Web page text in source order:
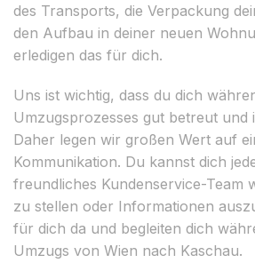
des Transports, die Verpackung
den Aufbau in deiner neuen
erledigen das für dich.
Uns ist wichtig, dass du dich
Umzugsprozesses gut betreut und
Daher legen wir großen Wert auf
Kommunikation. Du kannst dich
freundliches Kundenservice-Team
zu stellen oder Informationen
für dich da und begleiten dich
Umzugs von Wien nach Kaschau.